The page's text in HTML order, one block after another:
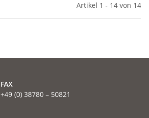
Artikel 1 - 14 von 14
FAX
+49 (0) 38780 – 50821